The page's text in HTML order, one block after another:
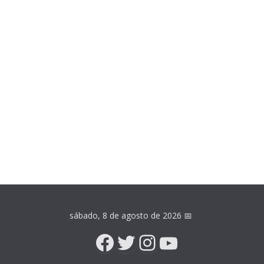
sábado, 8 de agosto de 2026 📅
Facebook
Twitter
Instagram
YouTube